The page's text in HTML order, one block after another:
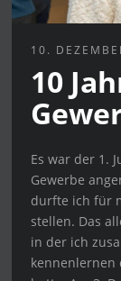
10.
10
Es war der 1.
Gewerbe
durfte ich für
stellen. Das
in der ich